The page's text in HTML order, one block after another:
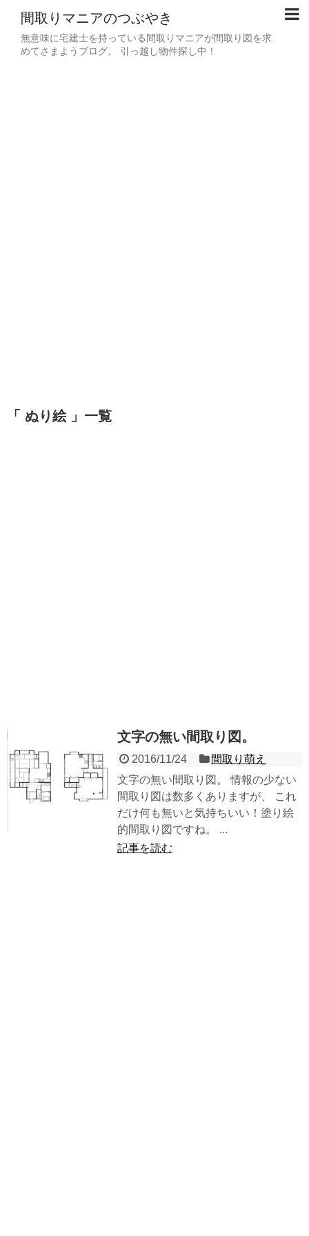
間取りマニアのつぶやき
無意味に宅建士を持っている間取りマニアが間取り図を求
めてさまようブログ。 引っ越し物件探し中！
「 ぬり絵 」一覧
文字の無い間取り図。
2016/11/24
間取り萌え
文字の無い間取り図。 情報の少ない
間取り図は数多くありますが、 これ
だけ何も無いと気持ちいい！塗り絵
的間取り図ですね。 ...
記事を読む